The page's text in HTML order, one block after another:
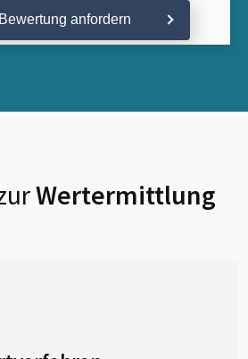
anfordern
Wertermittlung